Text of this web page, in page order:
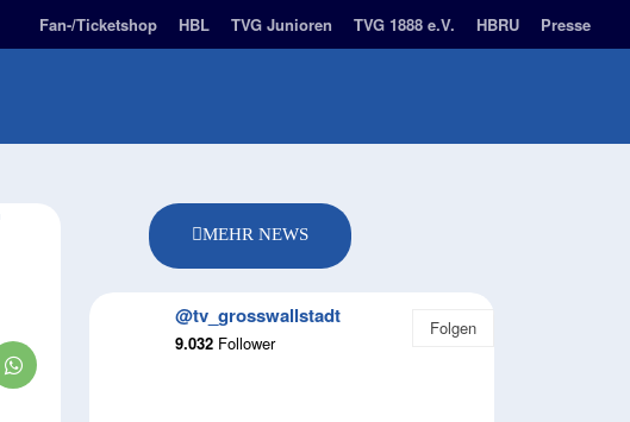
Fan-/Ticketshop HBL TVG Junioren TVG 1888 e.V. HBRU Presse
MEHR NEWS
@tv_grosswallstadt
9.032 Follower
Folgen